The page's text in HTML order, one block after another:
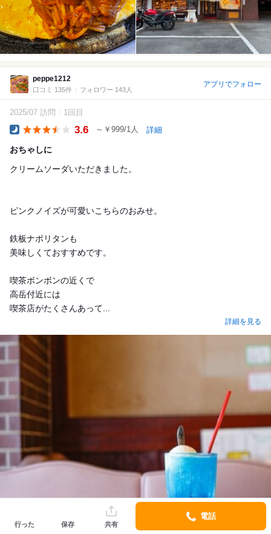
peppe1212
口コミ 135件 フォロワー 143人
アプリでフォロー
2025/07 訪問 1回目
3.6 ～￥999/1人 詳細
おちゃしに
クリームソーダいただきました。
ピンクノイズが可愛いこちらのおみせ。
鉄板ナポリタンも
美味しくておすすめです。
喫茶ボンボンの近くで
高岳付近には
喫茶店がたくさんあって...
詳細を見る
行った 保存 共有
電話